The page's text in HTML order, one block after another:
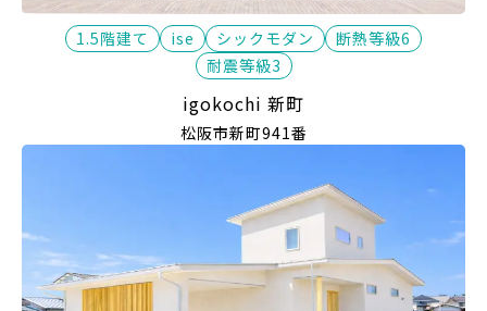
1.5階建て ise シックモダン
断熱等級6
耐震等級3
igokochi 新町
松阪市新町941番